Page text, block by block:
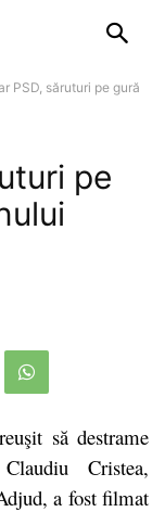
PSD, săruturi pe gură
pe
să destrame
Cristea,
a fost filmat